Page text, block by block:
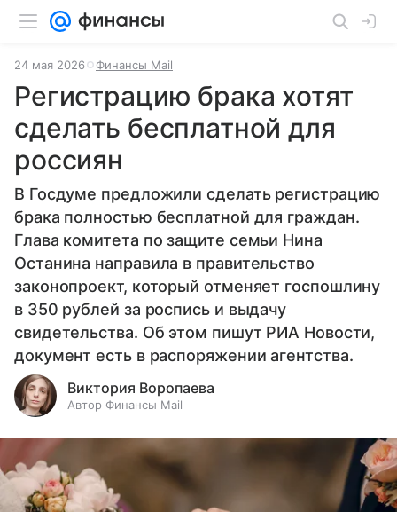
24 мая 2026 Финансы Mail
Регистрацию брака хотят
сделать бесплатной для
россиян
В Госдуме предложили сделать регистрацию
брака полностью бесплатной для граждан.
Глава комитета по защите семьи Нина
Останина направила в правительство
законопроект, который отменяет госпошлину
в 350 рублей за роспись и выдачу
свидетельства. Об этом пишут РИА Новости,
документ есть в распоряжении агентства.
Виктория Воропаева
Автор Финансы Mail